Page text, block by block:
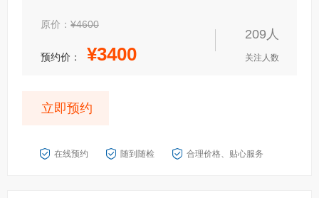
原价： ¥4600
预约价： ¥3400
209人
关注人数
立即预约
在线预约 随到随检 合理价格、贴心服务